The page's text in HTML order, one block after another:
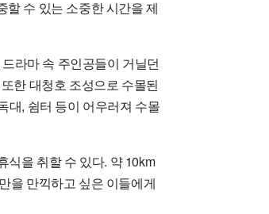
할 수 있는 소중한 시간을 제
라마 속 주인공들이 거닐던
한 대청호 조성으로 수몰된
대, 쉼터 등이 어우러져 수몰
식을 취할 수 있다. 약 10km
을 만끽하고 싶은 이들에게